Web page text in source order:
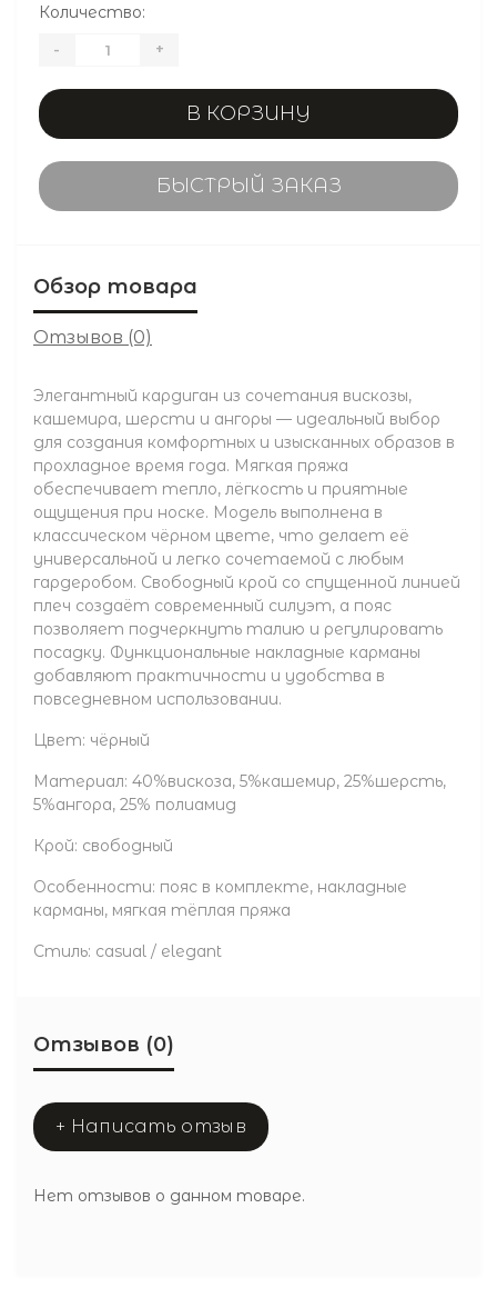
Количество:
- +
В КОРЗИНУ
БЫСТРЫЙ ЗАКАЗ
Обзор товара
Отзывов (0)
Элегантный кардиган из сочетания вискозы,
кашемира, шерсти и ангоры — идеальный выбор
для создания комфортных и изысканных образов в
прохладное время года. Мягкая пряжа
обеспечивает тепло, лёгкость и приятные
ощущения при носке. Модель выполнена в
классическом чёрном цвете, что делает её
универсальной и легко сочетаемой с любым
гардеробом. Свободный крой со спущенной линией
плеч создаёт современный силуэт, а пояс
позволяет подчеркнуть талию и регулировать
посадку. Функциональные накладные карманы
добавляют практичности и удобства в
повседневном использовании.
Цвет: чёрный
Материал: 40%вискоза, 5%кашемир, 25%шерсть,
5%ангора, 25% полиамид
Крой: свободный
Особенности: пояс в комплекте, накладные
карманы, мягкая тёплая пряжа
Стиль: casual / elegant
Отзывов (0)
+ Написать отзыв
Нет отзывов о данном товаре.